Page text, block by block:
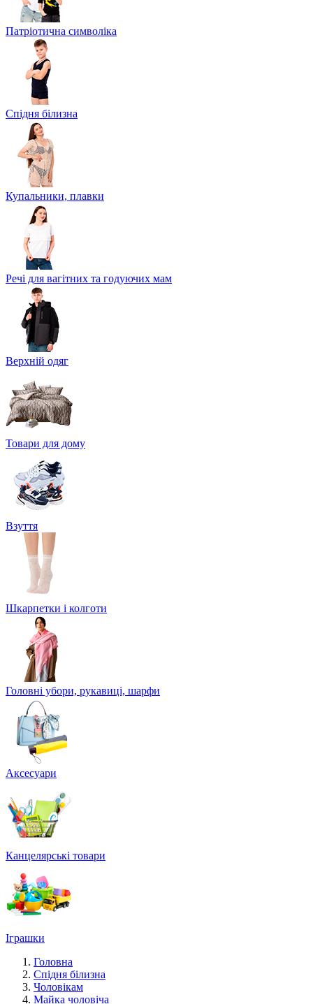
Патріотична символіка
Спідня білизна
Купальники, плавки
Речі для вагітних та годуючих мам
Верхній одяг
Товари для дому
Взуття
Шкарпетки і колготи
Головні убори, рукавиці, шарфи
Аксесуари
Канцелярські товари
Іграшки
Головна
Спідня білизна
Чоловікам
Майка чоловіча